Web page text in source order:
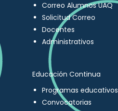
Correo Alumnos UAQ
Solicitud Correo
Docentes
Administrativos
Educación Continua
Programas educativos
Convocatorias